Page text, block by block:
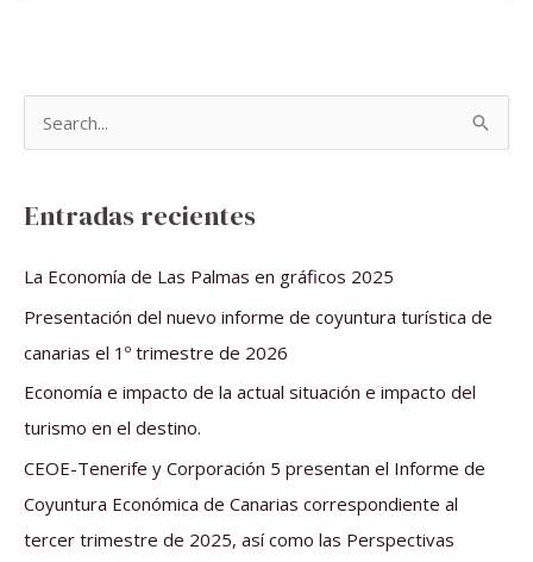
a
Entradas recientes
La Economía de Las Palmas en gráficos 2025
Presentación del nuevo informe de coyuntura turística de
canarias el 1º trimestre de 2026
Economía e impacto de la actual situación e impacto del
turismo en el destino.
CEOE-Tenerife y Corporación 5 presentan el Informe de
Coyuntura Económica de Canarias correspondiente al
tercer trimestre de 2025, así como las Perspectivas